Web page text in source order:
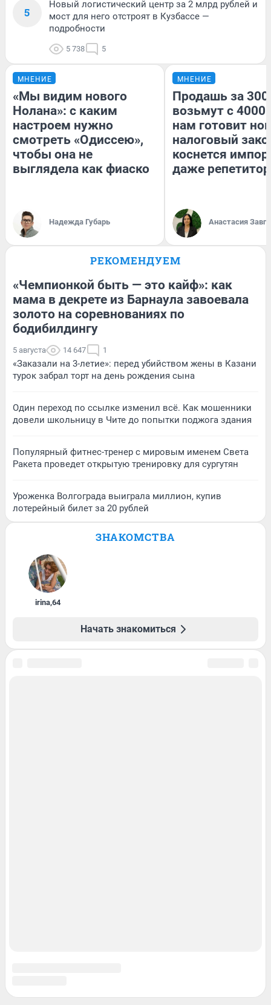
5
Новый логистический центр за 2 млрд рублей и
мост для него отстроят в Кузбассе —
подробности
5 738 5
МНЕНИЕ
«Мы видим нового
Нолана»: с каким
настроем нужно
смотреть «Одиссею»,
чтобы она не
выглядела как фиаско
Надежда Губарь
МНЕНИЕ
Продашь за
возьмут с
нам готовит
налоговый
коснется
даже
Анастасия
РЕКОМЕНДУЕМ
«Чемпионкой быть — это кайф»: как
мама в декрете из Барнаула завоевала
золото на соревнованиях по
бодибилдингу
5 августа 14 647 1
«Заказали на 3-летие»: перед убийством жены в Казани
турок забрал торт на день рождения сына
Один переход по ссылке изменил всё. Как мошенники
довели школьницу в Чите до попытки поджога здания
Популярный фитнес-тренер с мировым именем Света
Ракета проведет открытую тренировку для сургутян
Уроженка Волгограда выиграла миллион, купив
лотерейный билет за 20 рублей
ЗНАКОМСТВА
irina,64
Начать знакомиться